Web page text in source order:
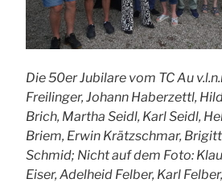
Die 50er Jubilare vom TC Au
Freilinger, Johann Haberzettl,
Brich, Martha Seidl, Karl Seidl,
Briem, Erwin Krätzschmar,
Schmid; Nicht auf dem Foto:
Eiser, Adelheid Felber, Karl